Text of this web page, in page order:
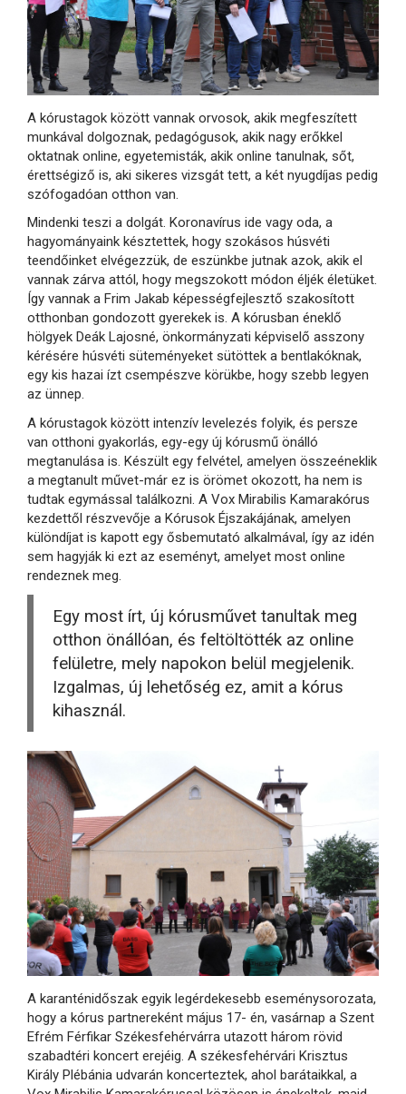
A kórustagok között vannak orvosok, akik megfeszített
munkával dolgoznak, pedagógusok, akik nagy erőkkel
oktatnak online, egyetemisták, akik online tanulnak, sőt,
érettségiző is, aki sikeres vizsgát tett, a két nyugdíjas pedig
szófogadóan otthon van.
Mindenki teszi a dolgát. Koronavírus ide vagy oda, a
hagyományaink késztettek, hogy szokásos húsvéti
teendőinket elvégezzük, de eszünkbe jutnak azok, akik el
vannak zárva attól, hogy megszokott módon éljék életüket.
Így vannak a Frim Jakab képességfejlesztő szakosított
otthonban gondozott gyerekek is. A kórusban éneklő
hölgyek Deák Lajosné, önkormányzati képviselő asszony
kérésére húsvéti süteményeket sütöttek a bentlakóknak,
egy kis hazai ízt csempészve körükbe, hogy szebb legyen
az ünnep.
A kórustagok között intenzív levelezés folyik, és persze
van otthoni gyakorlás, egy-egy új kórusmű önálló
megtanulása is. Készült egy felvétel, amelyen összeéneklik
a megtanult művet-már ez is örömet okozott, ha nem is
tudtak egymással találkozni. A Vox Mirabilis Kamarakórus
kezdettől részvevője a Kórusok Éjszakájának, amelyen
különdíjat is kapott egy ősbemutató alkalmával, így az idén
sem hagyják ki ezt az eseményt, amelyet most online
rendeznek meg.
Egy most írt, új kórusművet tanultak meg
otthon önállóan, és feltöltötték az online
felületre, mely napokon belül megjelenik.
Izgalmas, új lehetőség ez, amit a kórus
kihasznál.
A karanténidőszak egyik legérdekesebb eseménysorozata,
hogy a kórus partnereként május 17- én, vasárnap a Szent
Efrém Férfikar Székesfehérvárra utazott három rövid
szabadtéri koncert erejéig. A székesfehérvári Krisztus
Király Plébánia udvarán koncerteztek, ahol barátaikkal, a